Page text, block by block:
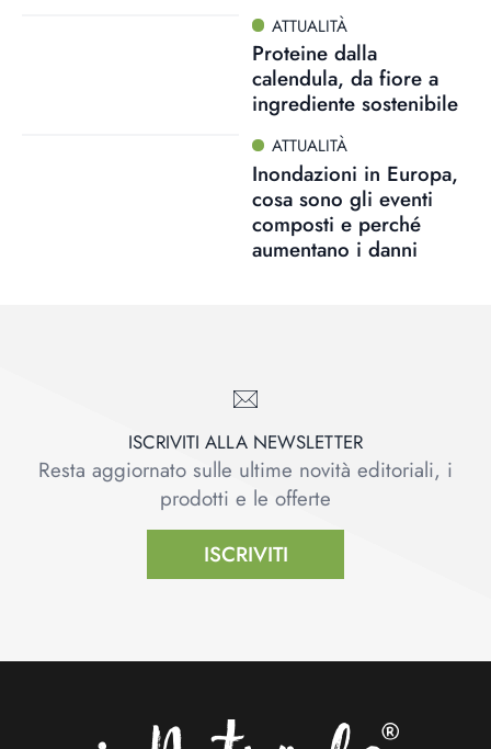
ATTUALITÀ
Proteine dalla
calendula, da fiore a
ingrediente sostenibile
ATTUALITÀ
Inondazioni in Europa,
cosa sono gli eventi
composti e perché
aumentano i danni
ISCRIVITI ALLA NEWSLETTER
Resta aggiornato sulle ultime novità editoriali, i
prodotti e le offerte
ISCRIVITI